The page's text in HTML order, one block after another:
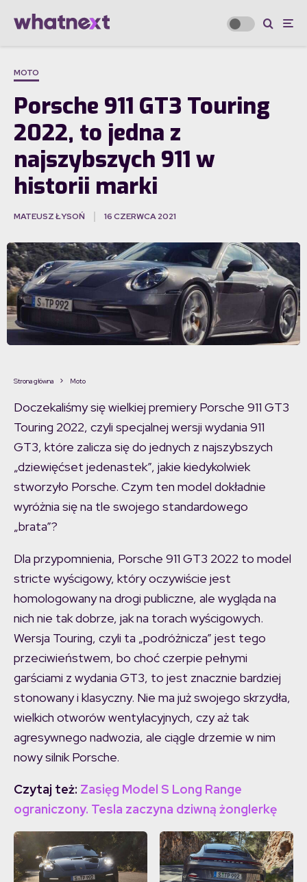
MOTO
Porsche 911 GT3 Touring
2022, to jedna z
najszybszych 911 w
historii marki
MATEUSZ ŁYSOŃ 16 CZERWCA 2021
Strona główna Moto
Doczekaliśmy się wielkiej premiery Porsche 911 GT3
Touring 2022, czyli specjalnej wersji wydania 911
GT3, które zalicza się do jednych z najszybszych
„dziewięćset jedenastek”, jakie kiedykolwiek
stworzyło Porsche. Czym ten model dokładnie
wyróżnia się na tle swojego standardowego
„brata”?
Dla przypomnienia, Porsche 911 GT3 2022 to model
stricte wyścigowy, który oczywiście jest
homologowany na drogi publiczne, ale wygląda na
nich nie tak dobrze, jak na torach wyścigowych.
Wersja Touring, czyli ta „podróżnicza” jest tego
przeciwieństwem, bo choć czerpie pełnymi
garściami z wydania GT3, to jest znacznie bardziej
stonowany i klasyczny. Nie ma już swojego skrzydła,
wielkich otworów wentylacyjnych, czy aż tak
agresywnego nadwozia, ale ciągle drzemie w nim
nowy silnik Porsche.
Czytaj też: Zasięg Model S Long Range
ograniczony. Tesla zaczyna dziwną żonglerkę